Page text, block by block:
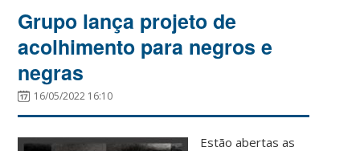
Grupo lança projeto de
acolhimento para negros e
negras
16/05/2022 16:10
Estão abertas as